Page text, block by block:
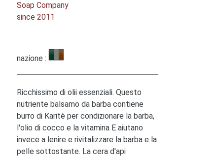
Soap Company
since 2011
nazione :
Ricchissimo di olii essenziali. Questo
nutriente balsamo da barba contiene
burro di Karitè per condizionare la barba,
l'olio di cocco e la vitamina E aiutano
invece a lenire e rivitalizzare la barba e la
pelle sottostante. La cera d'api